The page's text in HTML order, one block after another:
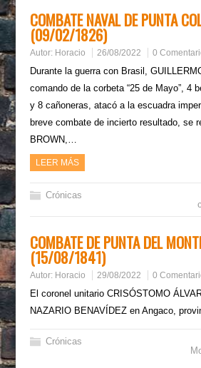
COMBATE NAVAL DE PUNTA
(09/02/1826)
Autor: Horacio 26/08/2022 0
Durante la guerra con Brasil,
comando de la corbeta “25 de Mayo”, 4
y 8 cañoneras, atacó a la escuadra
breve combate de incierto resultado, se
BROWN,…
LEER MÁS
Crónicas
COMBATE DE PUNTA DEL
(15/08/1841)
Autor: Horacio 29/08/2022 0
El coronel unitario CRISÓSTOMO
NAZARIO BENAVÍDEZ en Angaco,
Crónicas